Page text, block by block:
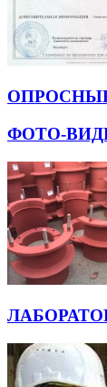
ФОТО-